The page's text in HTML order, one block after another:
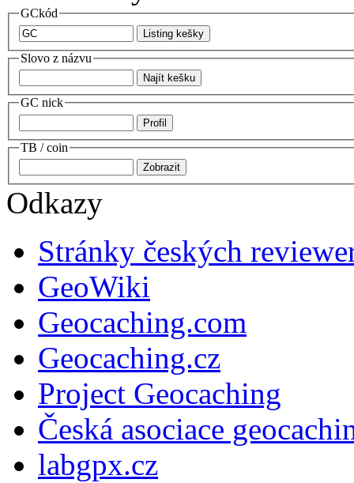
GCkód
Slovo z názvu
GC nick
TB / coin
Odkazy
Stránky českých
GeoWiki
Geocaching.com
Geocaching.cz
Project Geocaching
Česká asociace
labgpx.cz